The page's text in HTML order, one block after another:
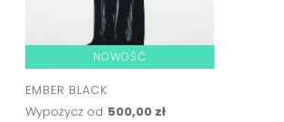
NOWOŚĆ
EMBER BLACK
Wypożycz od 500,00 zł